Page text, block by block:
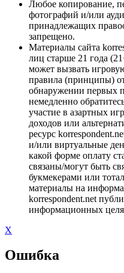
Любое копирование,
фотографий и/или
принадлежащих
запрещено.
Материалы сайта
лиц старше 21 года
может вызвать
правила (принципы)
обнаружении первых
немедленно
участие в азартных
доходов или
ресурс
и/или виртуальные
какой форме оплату
связаны/могут быть
букмекерами или
материалы на
korrespondent.net
информационных
X
Ошибка